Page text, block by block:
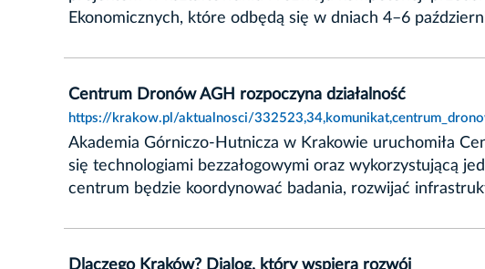
Ekonomicznych, które odbędą się w dniach 4–6
Centrum Dronów AGH rozpoczyna działalność
https://krakow.pl/aktualnosci/
Akademia Górniczo-Hutnicza w Krakowie uruchomiła
się technologiami bezzałogowymi oraz wykorzystującą
centrum będzie koordynować badania, rozwijać
Dlaczego Kraków? Dialog, który wspiera rozwój